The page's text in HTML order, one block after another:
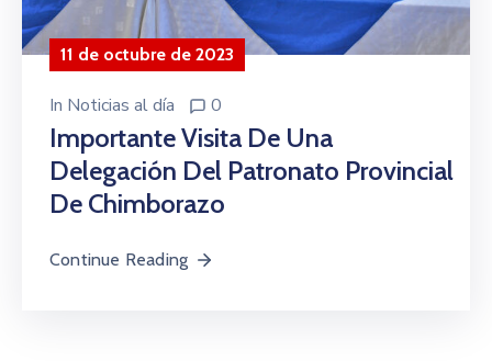
Contácto
11 de octubre de 2023
In Noticias al día 0
Importante Visita De Una
Delegación Del Patronato Provincial
De Chimborazo
Continue Reading